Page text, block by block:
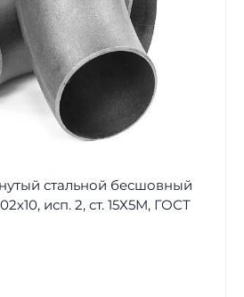
стальной бесшовный
исп. 2, ст. 15Х5М, ГОСТ